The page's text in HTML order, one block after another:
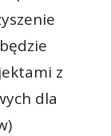
z
dla